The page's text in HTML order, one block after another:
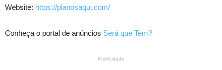
Website: https://planosaqui.com/
Conheça o portal de anúncios Será que Tem?
Publicidade